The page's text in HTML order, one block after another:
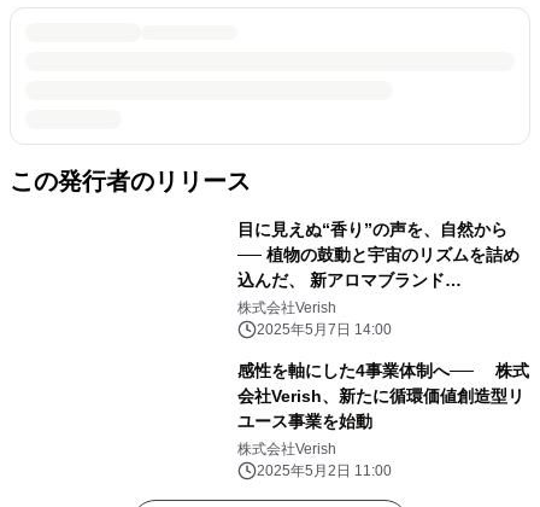
この発行者のリリース
目に見えぬ“香り”の声を、自然から
── 植物の鼓動と宇宙のリズムを詰め
込んだ、 新アロマブランド
「CITREE」誕生
株式会社Verish
2025年5月7日 14:00
感性を軸にした4事業体制へ── 株式
会社Verish、新たに循環価値創造型リ
ユース事業を始動
株式会社Verish
2025年5月2日 11:00